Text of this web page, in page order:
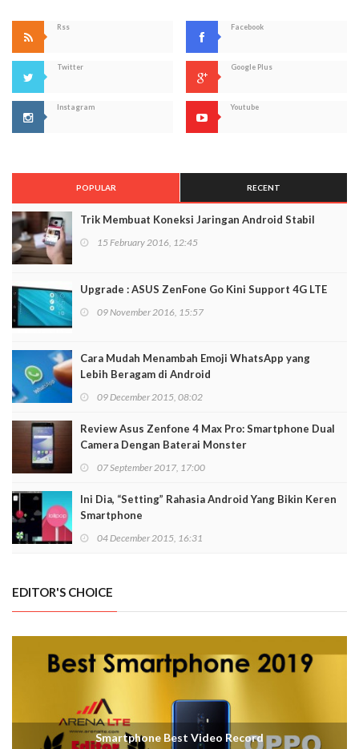
Rss Facebook
Twitter Google Plus
Instagram Youtube
POPULAR RECENT
Trik Membuat Koneksi Jaringan Android Stabil
15 February 2016, 12:45
Upgrade : ASUS ZenFone Go Kini Support 4G LTE
09 November 2016, 15:57
Cara Mudah Menambah Emoji WhatsApp yang
Lebih Beragam di Android
09 December 2015, 08:02
Review Asus Zenfone 4 Max Pro: Smartphone Dual
Camera Dengan Baterai Monster
07 September 2017, 17:00
Ini Dia, “Setting” Rahasia Android Yang Bikin Keren
Smartphone
04 December 2015, 16:31
EDITOR'S CHOICE
Smartphone Best Video Record